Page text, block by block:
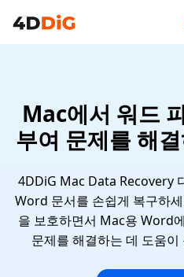
Mac에서 워드
부여 문제를 해
4DDiG Mac Data Recovery
Word 문서를 손쉽게 복구하
을 보호하면서 Mac용 Word
문제를 해결하는 데 도움